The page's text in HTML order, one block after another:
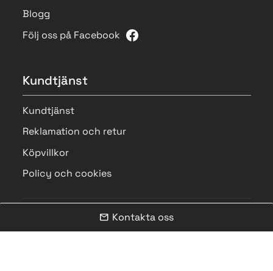
Blogg
Följ oss på Facebook
Kundtjänst
Kundtjänst
Reklamation och retur
Köpvillkor
Policy och cookies
mail Kontakta oss